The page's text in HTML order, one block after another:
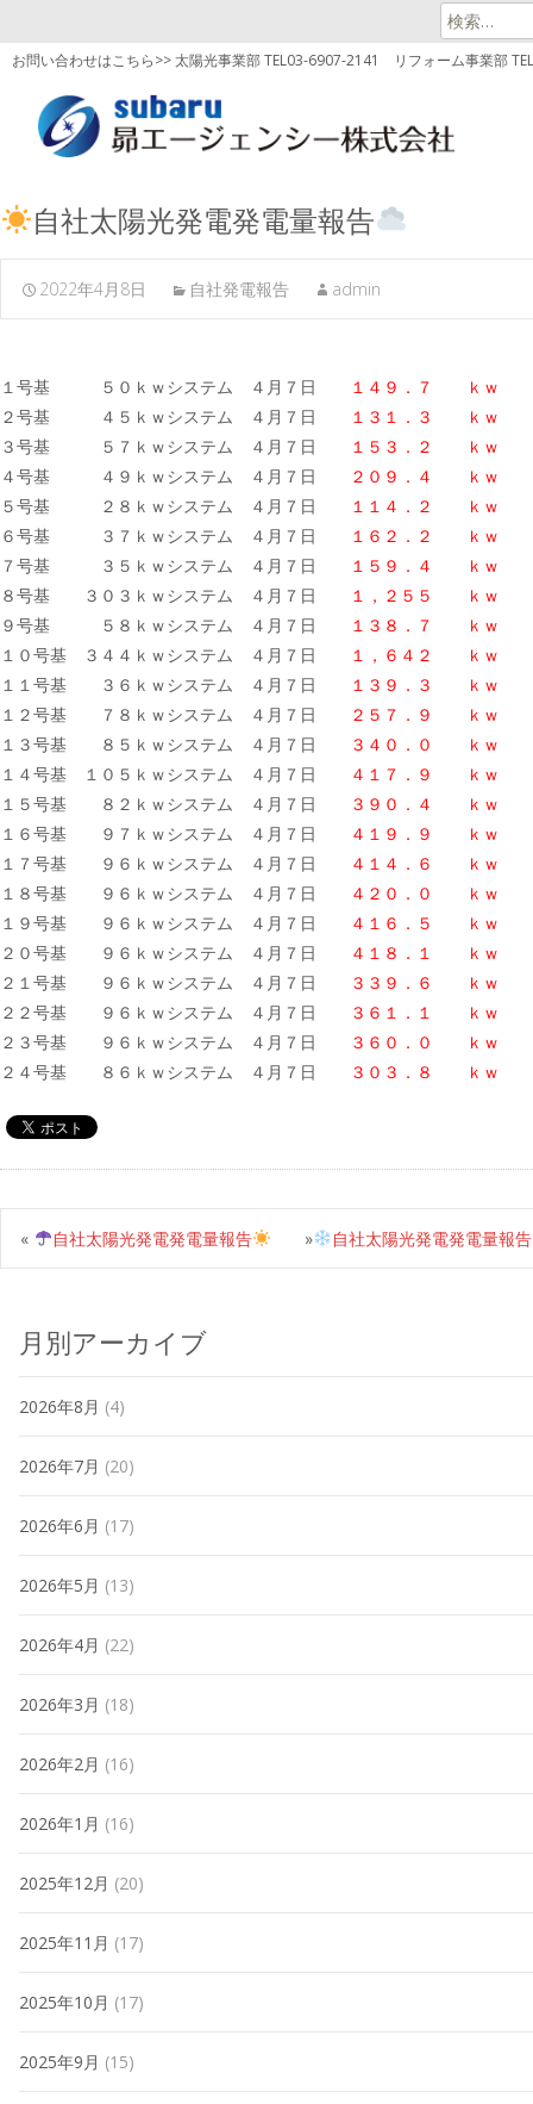
検
索:
お問い合わせはこちら>> 太陽光事業部 TEL03-6907-2141 リフォーム事業部
自社太陽光発電発電量報告
2022年4月8日 自社発電報告 admin
１号基 ５０ｋｗシステム ４月７日
１４９．７ ｋｗ
２号基 ４５ｋｗシステム ４月７日
１３１．３ ｋｗ
３号基 ５７ｋｗシステム ４月７日
１５３．２
ｋｗ
４号基 ４９ｋｗシステム ４月７日
２０９．４ ｋｗ
５号基 ２８ｋｗシステム ４月７日
１１４．２ ｋｗ
６号基 ３７ｋｗシステム ４月７日
１６２．２ ｋｗ
７号基 ３５ｋｗシステム ４月７日
１５９．４ ｋｗ
８号基 ３０３ｋｗシステム ４月７日
１，２５５
ｋｗ
９号基 ５８ｋｗシステム ４月７日
１３８．７ ｋｗ
１０号基 ３４４ｋｗシステム ４月７日
１，６４２ ｋｗ
１１号基 ３６ｋｗシステム ４月７日
１３９．３ ｋｗ
１２号基 ７８ｋｗシステム ４月７日
２５７．９ ｋｗ
１３号基 ８５ｋｗシステム ４月７日
３４０．０ ｋｗ
１４号基 １０５ｋｗシステム ４月７日
４１７．９ ｋｗ
１５号基 ８２ｋｗシステム ４月７日
３９０．４ ｋｗ
１６号基 ９７ｋｗシステム ４月７日
４１９．９ ｋｗ
１７号基 ９６ｋｗシステム ４月７日
４１４．６ ｋｗ
１８号基 ９６ｋｗシステム ４月７日
４２０．０ ｋｗ
１９号基 ９６ｋｗシステム ４月７日
４１６．５ ｋｗ
２０号基 ９６ｋｗシステム ４月７日
４１８．１ ｋｗ
２１号基 ９６ｋｗシステム ４月７日
３３９．６ ｋｗ
２２号基 ９６ｋｗシステム ４月７日
３６１．１ ｋｗ
２３号基 ９６ｋｗシステム ４月７日
３６０．０ ｋｗ
２４号基 ８６ｋｗシステム ４月７日
３０３．８ ｋｗ
« 自社太陽光発電発電量報告 自社太陽光発電発電量報告
»
月別アーカイブ
2026年8月 (4)
2026年7月 (20)
2026年6月 (17)
2026年5月 (13)
2026年4月 (22)
2026年3月 (18)
2026年2月 (16)
2026年1月 (16)
2025年12月 (20)
2025年11月 (17)
2025年10月 (17)
2025年9月 (15)